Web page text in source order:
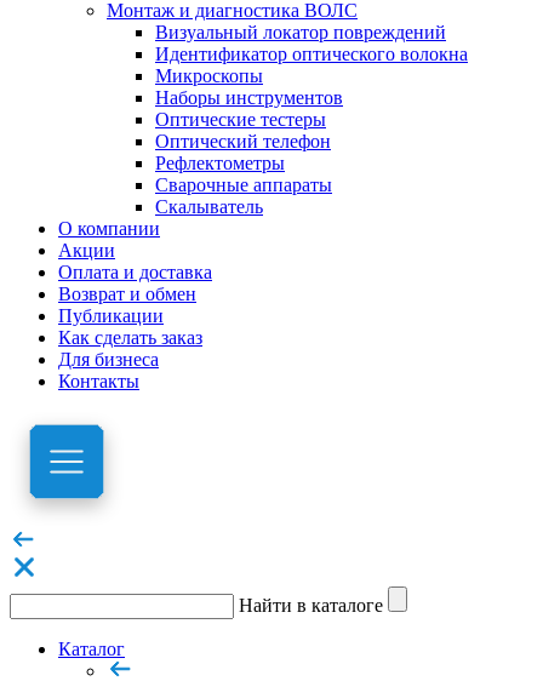
Монтаж и диагностика ВОЛС
Визуальный локатор повреждений
Идентификатор оптического волокна
Микроскопы
Наборы инструментов
Оптические тестеры
Оптический телефон
Рефлектометры
Сварочные аппараты
Скалыватель
О компании
Акции
Оплата и доставка
Возврат и обмен
Публикации
Как сделать заказ
Для бизнеса
Контакты
Найти в каталоге
Каталог